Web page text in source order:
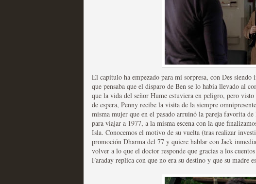
Mi experiencia como usuario
MOLTISANTI
Recomendación de la semana
El capítulo ha empezado para mi sorpresa, con Des
que pensaba que el disparo de Ben se lo había llevado al
que la vida del señor Hume estuviera en peligro, pero
de espera, Penny recibe la visita de la siempre
misma mujer que en el pasado arruinó la pareja favorita
para viajar a 1977, a la misma escena con la que
Isla. Conocemos el motivo de su vuelta (tras realizar
promoción Dharma del 77 y quiere hablar con Jack
volver a lo que el doctor responde que gracias a los
Faraday replica con que no era su destino y que su madre